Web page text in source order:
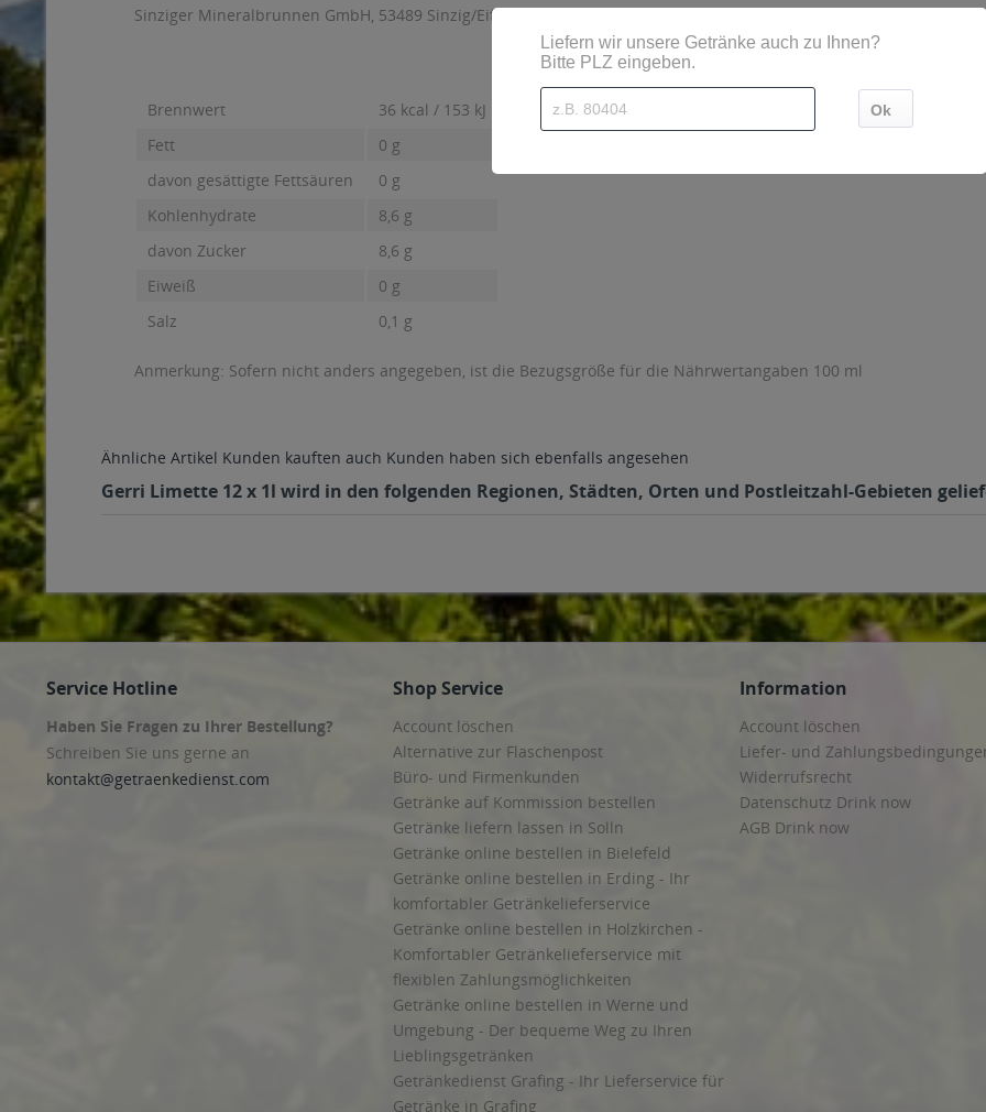
Sinziger Mineralbrunnen GmbH, 53489 Sinzig/Eifel
Brennwert
36 kcal / 153 kJ
Fett
0 g
davon gesättigte Fettsäuren
0 g
Kohlenhydrate
8,6 g
davon Zucker
8,6 g
Eiweiß
0 g
Salz
0,1 g
Anmerkung: Sofern nicht anders angegeben, ist die Bezugsgröße für die Nährwertangaben 100 ml
Ähnliche Artikel Kunden kauften auch Kunden haben sich ebenfalls angesehen
Gerri Limette 12 x 1l wird in den folgenden Regionen, Städten, Orten und Postleitzahl-Gebieten
Service Hotline
Haben Sie Fragen zu Ihrer Bestellung?
Schreiben Sie uns gerne an
kontakt@getraenkedienst.com
Shop Service
Account löschen
Alternative zur Flaschenpost
Büro- und Firmenkunden
Getränke auf Kommission bestellen
Getränke liefern lassen in Solln
Getränke online bestellen in Bielefeld
Getränke online bestellen in Erding - Ihr
komfortabler Getränkelieferservice
Getränke online bestellen in Holzkirchen -
Komfortabler Getränkelieferservice mit
flexiblen Zahlungsmöglichkeiten
Getränke online bestellen in Werne und
Umgebung - Der bequeme Weg zu Ihren
Lieblingsgetränken
Getränkedienst Grafing - Ihr Lieferservice für
Getränke in Grafing
Information
Account löschen
Liefer- und
Widerrufsrecht
Datenschutz Drink now
AGB Drink now